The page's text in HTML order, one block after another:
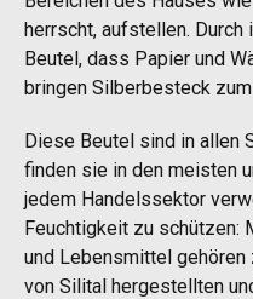
herrscht, aufstellen. Durch
Beutel, dass Papier und
bringen Silberbesteck zum
Diese Beutel sind in allen
finden sie in den meisten
jedem Handelssektor
Feuchtigkeit zu schützen:
und Lebensmittel gehören
von Silital hergestellten